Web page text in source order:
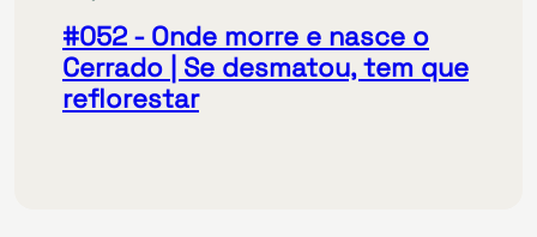
#052 - Onde morre e nasce o
Cerrado | Se desmatou, tem que
reflorestar